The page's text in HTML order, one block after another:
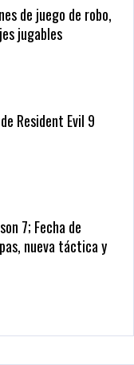
de juego de robo,
jugables
Resident Evil 9
7; Fecha de
nueva táctica y
ya fue